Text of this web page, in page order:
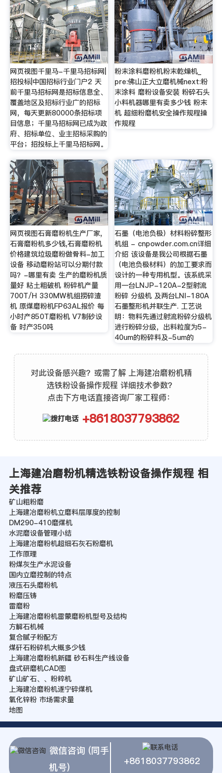
网页视图千里马-千里马招标网|
招投标|中国招标行业门户2 天
前千里马招标网是招标信息全、
覆盖地区及招标行业广的招标
网，每天更新80000条招标项
目信息；千里马招标网已成为政
府、招标单位、业主招标采购的
平台；招投标上千里马招标网。
粉末涂料磨粉机粉末乾燥机_
pre:佛山正大立磨机械next:粉
末涂料 磨粉设备安装 粉碎石头
小料机器哪里有卖多少钱 粉末
机 超细粉磨机安全操作规程操
作规程
网页视图石膏磨粉机生产厂家,
石膏磨粉机多少钱,石膏磨粉机
价格建筑垃圾磨粉做骨料-加工
设备 移动磨粉站可以分期付款
吗？-哪里有卖 生产的磨粉机质
量好 粘土粗破机 粉碎机产量
700T/H 330MW机组捞碎渣
机 原煤磨粉机FP63AL报价 每
小时产850T磨粉机 V7制砂设
备 时产350吨
石墨（电池负极）材料粉碎整形
机组 - cnpowder.com.cn详细
介绍 该设备是我公司根据石墨
（电池负极材料）的加工要求而
设计的一种专用机型。该系统采
用一台LNJP-120A-2型射流
粉碎 分级机 及两台LNI-180A
石墨整形机并联生产. 工艺说
明：物料先通过射流粉碎分级机
进行粉碎分级，出料粒度为5-
40um的粉碎料及-5um的
对此设备感兴趣？或需了解 上海建冶磨粉机精
选铁粉设备操作规程 详细技术参数？
点击下方电话直接咨询厂家工程师：
+8618037793862
上海建冶磨粉机精选铁粉设备操作规程 相
关推荐
矿山粗粉磨
上海建冶磨粉机立磨料层厚度的控制
DM290-410磨煤机
水泥磨设备管理小结
上海建冶磨粉机超细石灰石粉磨机
工作原理
粉煤灰生产水泥设备
国内立磨控制的特点
液压石头磨粉机
粉磨压铸
雷磨粉
上海建冶磨粉机雷蒙磨粉机型号及结构
方解石机械
复合腻子粉配方
煤矸石粉碎机大概多少钱
上海建冶磨粉机新疆 砂石料生产线设备
盘式研磨机CAD图
矿山矿石、、粉粹机
上海建冶磨粉机遂宁碎煤机
氧化锌粉 市场需求量
地图
微信咨询 (同手
机号)
+8618037793862